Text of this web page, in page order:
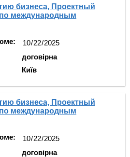
бизнеса, Проектный
международным
договірна
Київ
бизнеса, Проектный
международным
договірна